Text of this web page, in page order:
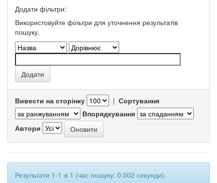
Додати фільтри:
Використовуйте фільтри для уточнення результатів
пошуку.
Вивести на сторінку | Сортування
Впорядкування
Автори
Результати 1-1 зі 1 (час пошуку: 0.002 секунди).